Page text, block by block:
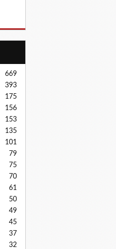
669
393
175
156
153
135
101
79
75
70
61
50
49
45
37
32